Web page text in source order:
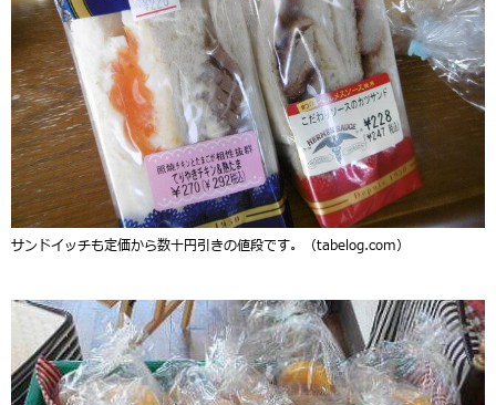
サンドイッチも定価から数十円引きの値段です。（tabelog.com）